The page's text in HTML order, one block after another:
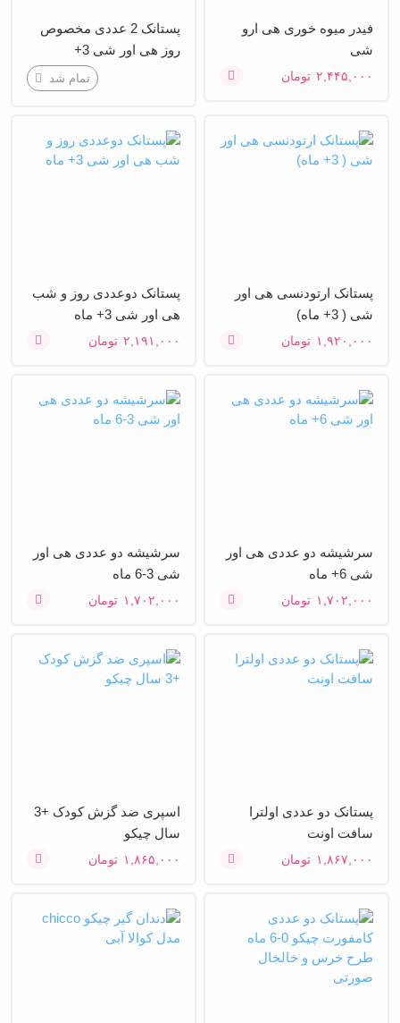
فیدر میوه خوری هی ارو
شی
۲,۴۴۵,۰۰۰ تومان
پستانک 2 عددی مخصوص
روز هی اور شی 3+
تمام شد
پستانک ارتودنسی هی اور
شی ( 3+ ماه)
۱,۹۲۰,۰۰۰ تومان
پستانک دوعددی روز و شب
هی اور شی 3+ ماه
۲,۱۹۱,۰۰۰ تومان
سرشیشه دو عددی هی اور
شی 6+ ماه
۱,۷۰۲,۰۰۰ تومان
سرشیشه دو عددی هی اور
شی 3-6 ماه
۱,۷۰۲,۰۰۰ تومان
پستانک دو عددی اولترا
سافت اونت
۱,۸۶۷,۰۰۰ تومان
اسپری ضد گزش کودک +3
سال چیکو
۱,۸۶۵,۰۰۰ تومان